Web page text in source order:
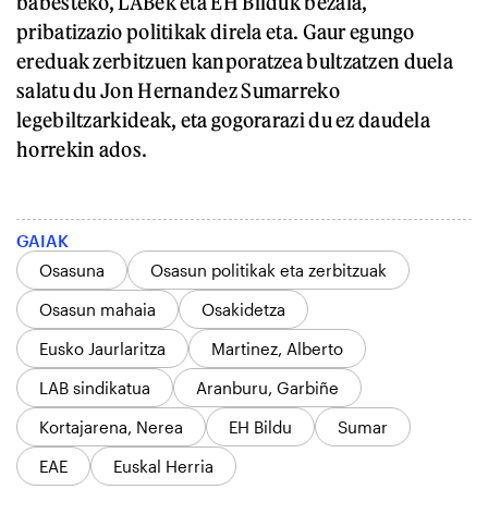
pribatizazio politikak direla eta. Gaur egungo
ereduak zerbitzuen kanporatzea bultzatzen duela
salatu du Jon Hernandez Sumarreko
legebiltzarkideak, eta gogorarazi du ez daudela
horrekin ados.
GAIAK
Osasuna
Osasun politikak eta zerbitzuak
Osasun mahaia
Osakidetza
Eusko Jaurlaritza
Martinez, Alberto
LAB sindikatua
Aranburu, Garbiñe
Kortajarena, Nerea
EH Bildu
Sumar
EAE
Euskal Herria